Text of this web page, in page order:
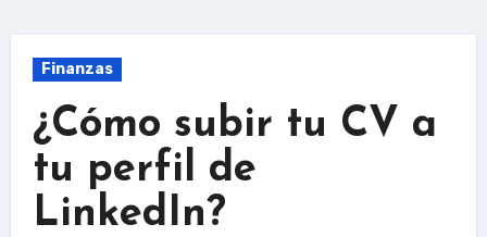
Finanzas
¿Cómo subir tu CV a
tu perfil de
LinkedIn?